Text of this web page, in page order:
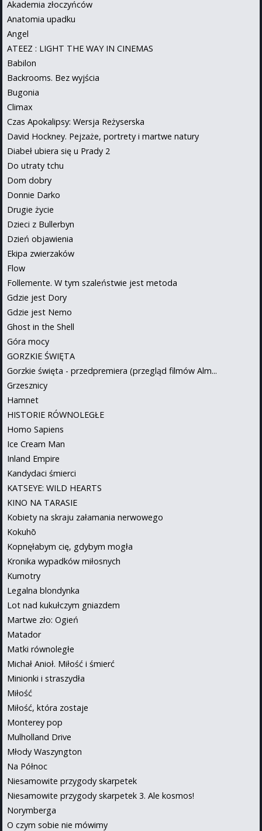
Akademia złoczyńców
Anatomia upadku
Angel
ATEEZ : LIGHT THE WAY IN CINEMAS
Babilon
Backrooms. Bez wyjścia
Bugonia
Climax
Czas Apokalipsy: Wersja Reżyserska
David Hockney. Pejzaże, portrety i martwe natury
Diabeł ubiera się u Prady 2
Do utraty tchu
Dom dobry
Donnie Darko
Drugie życie
Dzieci z Bullerbyn
Dzień objawienia
Ekipa zwierzaków
Flow
Follemente. W tym szaleństwie jest metoda
Gdzie jest Dory
Gdzie jest Nemo
Ghost in the Shell
Góra mocy
GORZKIE ŚWIĘTA
Gorzkie święta - przedpremiera (przegląd filmów Alm...
Grzesznicy
Hamnet
HISTORIE RÓWNOLEGŁE
Homo Sapiens
Ice Cream Man
Inland Empire
Kandydaci śmierci
KATSEYE: WILD HEARTS
KINO NA TARASIE
Kobiety na skraju załamania nerwowego
Kokuhō
Kopnęłabym cię, gdybym mogła
Kronika wypadków miłosnych
Kumotry
Legalna blondynka
Lot nad kukułczym gniazdem
Martwe zło: Ogień
Matador
Matki równoległe
Michał Anioł. Miłość i śmierć
Minionki i straszydła
Miłość
Miłość, która zostaje
Monterey pop
Mulholland Drive
Młody Waszyngton
Na Północ
Niesamowite przygody skarpetek
Niesamowite przygody skarpetek 3. Ale kosmos!
Norymberga
O czym sobie nie mówimy